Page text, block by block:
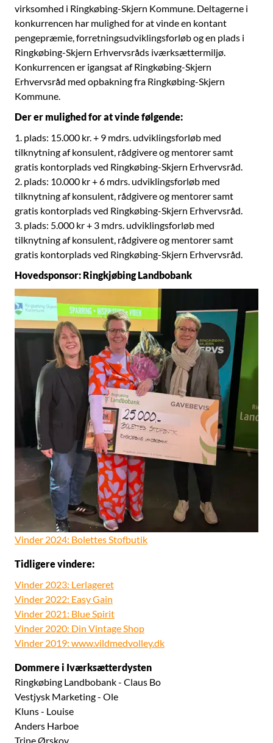
virksomhed i Ringkøbing-Skjern Kommune. Deltagerne i
konkurrencen har mulighed for at vinde en kontant
pengepræmie, forretningsudviklingsforløb og en plads i
Ringkøbing-Skjern Erhvervsråds iværksættermiljø.
Konkurrencen er igangsat af Ringkøbing-Skjern
Erhvervsråd med opbakning fra Ringkøbing-Skjern
Kommune.
Der er mulighed for at vinde følgende:
1. plads: 15.000 kr. + 9 mdrs. udviklingsforløb med
tilknytning af konsulent, rådgivere og mentorer samt
gratis kontorplads ved Ringkøbing-Skjern Erhvervsråd.
2. plads: 10.000 kr + 6 mdrs. udviklingsforløb med
tilknytning af konsulent, rådgivere og mentorer samt
gratis kontorplads ved Ringkøbing-Skjern Erhvervsråd.
3. plads: 5.000 kr + 3 mdrs. udviklingsforløb med
tilknytning af konsulent, rådgivere og mentorer samt
gratis kontorplads ved Ringkøbing-Skjern Erhvervsråd.
Hovedsponsor: Ringkjøbing Landbobank
Vinder 2024: Bolettes Stofbutik
Tidligere vindere:
Vinder 2023: Lerlageret
Vinder 2022: Easy Gain
Vinder 2021: Blue Spirit
Vinder 2020: Din Vintage Shop
Vinder 2019: www.vildmedvolley.dk
Dommere i Iværksætterdysten
Ringkøbing Landbobank - Claus Bo
Vestjysk Marketing - Ole
Kluns - Louise
Anders Harboe
Trine Ørskov